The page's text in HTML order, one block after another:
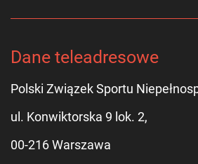
Dane teleadresowe
Polski Związek Sportu
ul. Konwiktorska 9 lok. 2,
00-216 Warszawa